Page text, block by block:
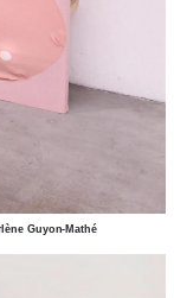
Guyon-Mathé